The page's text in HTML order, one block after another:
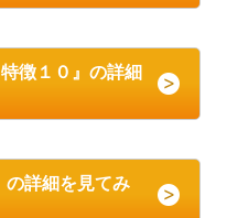
徴１０』の詳細
の詳細を見てみ